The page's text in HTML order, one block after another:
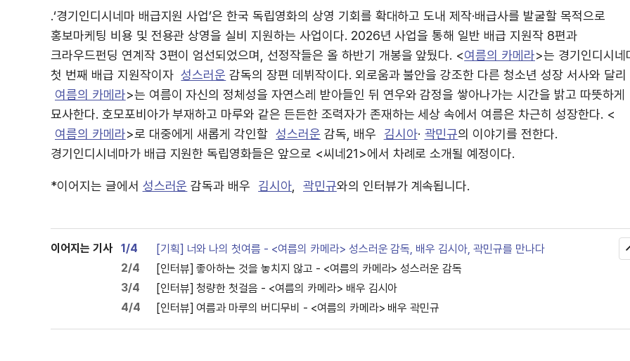
.‘경기인디시네마 배급지원 사업’은 한국 독립영화의 상영 기회를 확대하고 도내 제작·배급사를 발굴할 목적으로
홍보마케팅 비용 및 전용관 상영을 실비 지원하는 사업이다. 2026년 사업을 통해 일반 배급 지원작 8편과
크라우드펀딩 연계작 3편이 엄선되었으며, 선정작들은 올 하반기 개봉을 앞뒀다. <여름의 카메라>는 경기인디시네
첫 번째 배급 지원작이자 성스러운 감독의 장편 데뷔작이다. 외로움과 불안을 강조한 다른 청소년 성장 서사와 달리
여름의 카메라>는 여름이 자신의 정체성을 자연스레 받아들인 뒤 연우와 감정을 쌓아나가는 시간을 밝고 따뜻하게
묘사한다. 호모포비아가 부재하고 마루와 같은 든든한 조력자가 존재하는 세상 속에서 여름은 차근히 성장한다. <
여름의 카메라>로 대중에게 새롭게 각인할 성스러운 감독, 배우 김시아· 곽민규의 이야기를 전한다.
경기인디시네마가 배급 지원한 독립영화들은 앞으로 <씨네21>에서 차례로 소개될 예정이다.
*이어지는 글에서 성스러운 감독과 배우 김시아 곽민규와의 인터뷰가 계속됩니다.
이어지는 기사 1/4
[기획] 너와 나의 첫여름 - <여름의 카메라> 성스러운 감독, 배우 김시아, 곽민규를 만나다
2/4
[인터뷰] 좋아하는 것을 놓치지 않고 - <여름의 카메라> 성스러운 감독
3/4
[인터뷰] 청량한 첫걸음 - <여름의 카메라> 배우 김시아
4/4
[인터뷰] 여름과 마루의 버디무비 - <여름의 카메라> 배우 곽민규